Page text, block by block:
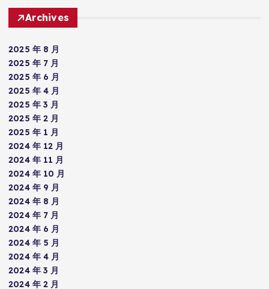
Archives
2025 年 8 月
2025 年 7 月
2025 年 6 月
2025 年 4 月
2025 年 3 月
2025 年 2 月
2025 年 1 月
2024 年 12 月
2024 年 11 月
2024 年 10 月
2024 年 9 月
2024 年 8 月
2024 年 7 月
2024 年 6 月
2024 年 5 月
2024 年 4 月
2024 年 3 月
2024 年 2 月